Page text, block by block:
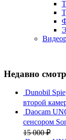
Недавно
Dunobil
второй
Daocam
сенсором
15 000₽